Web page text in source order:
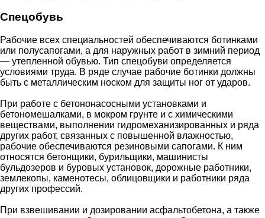
Спецобувь
Рабочие всех специальностей обеспечиваются ботинками
или полусапогами, а для наружных работ в зимний период
— утепленной обувью. Тип спецобуви определяется
условиями труда. В ряде случае рабочие ботинки должны
быть с металлическим носком для защиты ног от ударов.
При работе с бетононасосными установками и
бетономешалками, в мокром грунте и с химическими
веществами, выполнении гидромеханизированных и ряда
других работ, связанных с повышенной влажностью,
рабочие обеспечиваются резиновыми сапогами. К ним
относятся бетонщики, бурильщики, машинисты
бульдозеров и буровых установок, дорожные работники,
землекопы, каменотесы, облицовщики и работники ряда
других профессий.
При взвешивании и дозировании асфальтобетона, а также